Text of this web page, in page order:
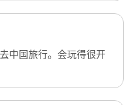
中国旅行。会玩得很开